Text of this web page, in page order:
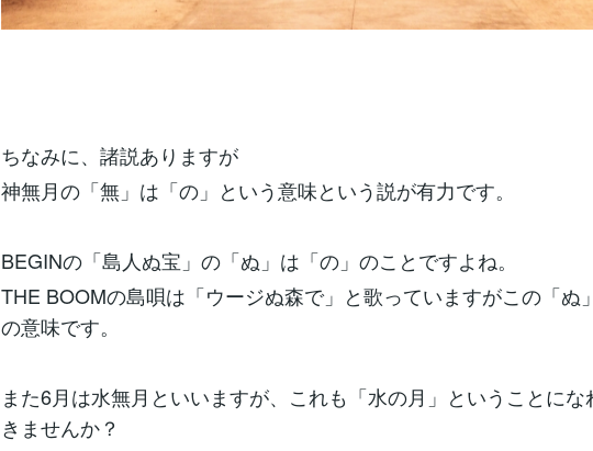
ちなみに、諸説ありますが
神無月の「無」は「の」という意味という説が有力です。
BEGINの「島人ぬ宝」の「ぬ」は「の」のことですよね。
THE BOOMの島唄は「ウージぬ森で」と歌っていますがこの「ぬ
の意味です。
また6月は水無月といいますが、これも「水の月」ということに
きませんか？